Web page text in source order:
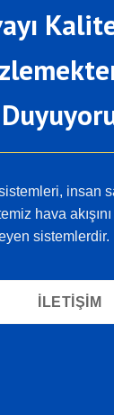
insan
hava
sistemlerdir.
İLETIŞIM